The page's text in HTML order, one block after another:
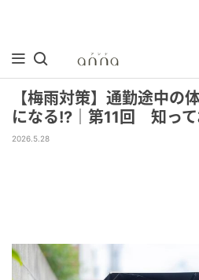
【梅雨対策】通勤途中の
になる!?｜第11回 知っ
2026.5.28